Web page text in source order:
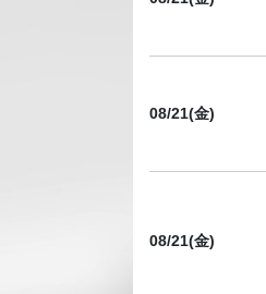
08/21(金)
08/21(金)